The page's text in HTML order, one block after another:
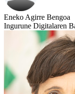
Eneko Agirre Bengoa
Ingurune Digitalaren